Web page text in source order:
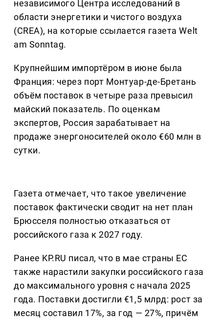
независимого Центра исследований в
области энергетики и чистого воздуха
(CREA), на которые ссылается газета Welt
am Sonntag.
Крупнейшим импортёром в июне была
Франция: через порт Монтуар-де-Бретань
объём поставок в четыре раза превысил
майский показатель. По оценкам
экспертов, Россия зарабатывает на
продаже энергоносителей около €60 млн в
сутки.
Газета отмечает, что такое увеличение
поставок фактически сводит на нет план
Брюсселя полностью отказаться от
российского газа к 2027 году.
Ранее KP.RU писал, что в мае страны ЕС
также нарастили закупки российского газа
до максимального уровня с начала 2025
года. Поставки достигли €1,5 млрд: рост за
месяц составил 17%, за год — 27%, причём